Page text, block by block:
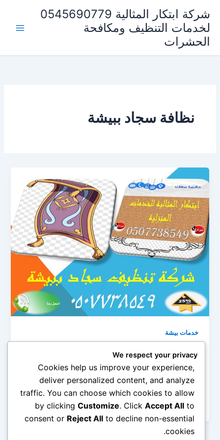
المحتوى
شركة ابتكار المثالية 0545690779
لخدمات التنظيف ومكافحة
الحشرات
نظافة سجاد ببيشة
خدمات بيشة
شركة تنظيف سجاد ببيشة 0545690779
admin
/أكتوبر 7, 2023
شركة تنظيف سجاد ببيشة شركة التاج المثالى لتنظيف
جميع انواع السجاد والموكيت والمفروشات بافضل الاسعار
وجودة فى العمل المقدم للعميل […]
We respect your privacy
Cookies help us improve your experience,
deliver personalized content, and analyze
traffic. You can choose which cookies to allow
by clickingCustomize. ClickAccept All to
consent or Reject All to decline non-essential
cookies.